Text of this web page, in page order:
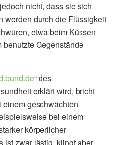
nicht, dass sie sich
werden durch die Flüssigkeit
etwa beim Küssen
benutzte Gegenstände
“ des
erklärt wird, bricht
geschwächten
bei einem
körperlicher
ist zwar lästig, klingt aber